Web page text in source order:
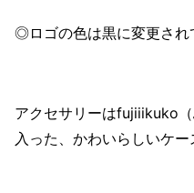
◎ロゴの色は黒に変更され
アクセサリーはfujiiikuko
入った、かわいらしいケ